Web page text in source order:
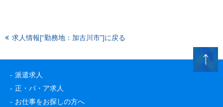
求人情報[“勤務地：加古川市”]に戻る
派遣求人
正・パ・ア求人
お仕事をお探しの方へ